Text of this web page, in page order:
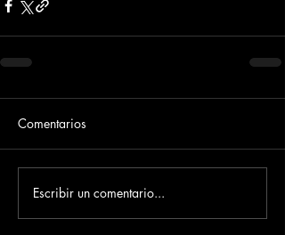
Comentarios
Escribir un comentario...